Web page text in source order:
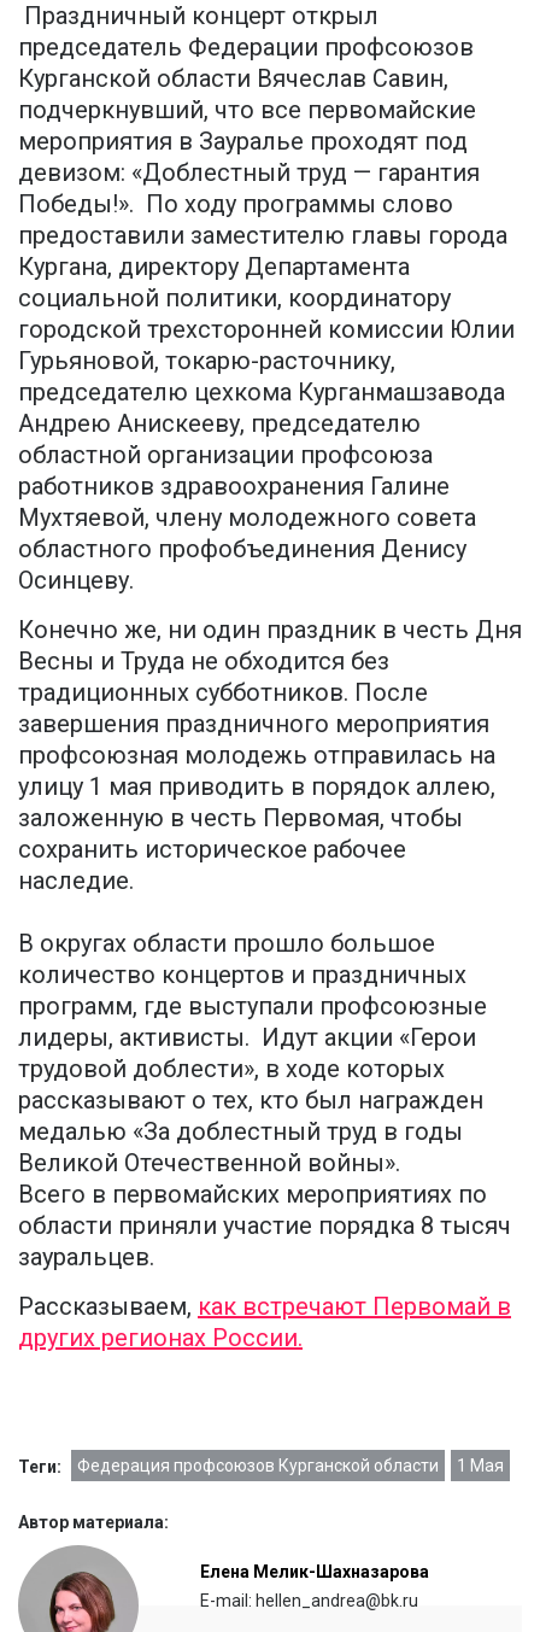
Праздничный концерт открыл
председатель Федерации профсоюзов
Курганской области Вячеслав Савин,
подчеркнувший, что все первомайские
мероприятия в Зауралье проходят под
девизом: «Доблестный труд — гарантия
Победы!». По ходу программы слово
предоставили заместителю главы города
Кургана, директору Департамента
социальной политики, координатору
городской трехсторонней комиссии Юлии
Гурьяновой, токарю-расточнику,
председателю цехкома Курганмашзавода
Андрею Анискееву, председателю
областной организации профсоюза
работников здравоохранения Галине
Мухтяевой, члену молодежного совета
областного профобъединения Денису
Осинцеву.
Конечно же, ни один праздник в честь Дня
Весны и Труда не обходится без
традиционных субботников. После
завершения праздничного мероприятия
профсоюзная молодежь отправилась на
улицу 1 мая приводить в порядок аллею,
заложенную в честь Первомая, чтобы
сохранить историческое рабочее
наследие.
В округах области прошло большое
количество концертов и праздничных
программ, где выступали профсоюзные
лидеры, активисты. Идут акции «Герои
трудовой доблести», в ходе которых
рассказывают о тех, кто был награжден
медалью «За доблестный труд в годы
Великой Отечественной войны».
Всего в первомайских мероприятиях по
области приняли участие порядка 8 тысяч
зауральцев.
Рассказываем, как встречают Первомай в
других регионах России.
Теги: Федерация профсоюзов Курганской области 1 Мая
Автор материала:
Елена Мелик-Шахназарова
E-mail: hellen_andrea@bk.ru